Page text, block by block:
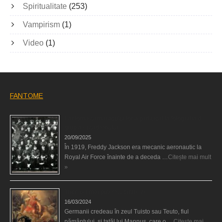
Spiritualitate (253)
Vampirism (1)
Video (1)
FANTOME
20/09/2025
În 1919, Freddy Jackson era mecanic aeronautic la
Royal Air Force înainte de a deceda …Citește mai mult
»
16/03/2024
Germanii credeau în zeul Tuisto sau Teuto, fiul